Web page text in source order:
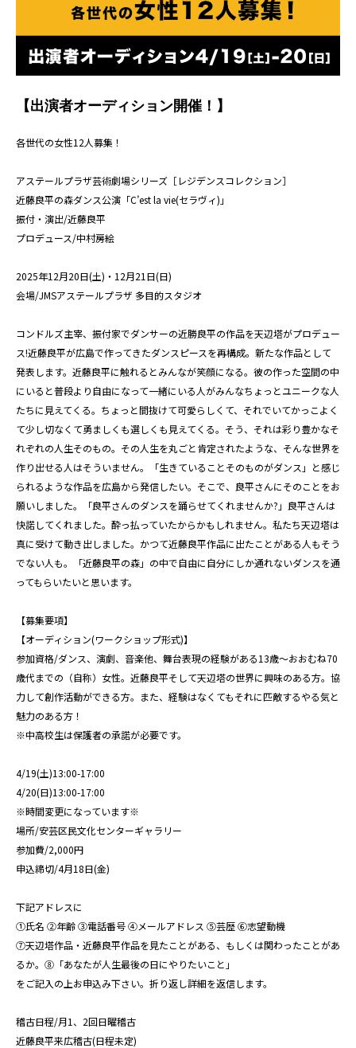
【出演者オーディション開催！】
各世代の女性12人募集！
アステールプラザ芸術劇場シリーズ［レジデンスコレクション］
近藤良平の森ダンス公演「C’est la vie(セラヴィ)」
振付・演出/近藤良平
プロデュース/中村房絵
2025年12月20日(土)・12月21日(日)
会場/JMSアステールプラザ 多目的スタジオ
コンドルズ主宰、振付家でダンサーの近勝良平の作品を天辺塔がプロデュー
ス!近藤良平が広島で作ってきたダンスピースを再構成。新たな作品として
発表します。近藤良平に触れるとみんなが笑顔になる。彼の作った空間の中
にいると普段より自由になって一緒にいる人がみんなちょっとユニークな人
たちに見えてくる。ちょっと間抜けて可愛らしくて、それでいてかっこよく
て少し切なくて勇ましくも選しくも見えてくる。そう、それは彩り豊かなそ
れぞれの人生そのもの。その人生を丸ごと肯定されたような、そんな世界を
作り出せる人はそういません。「生きていることそのものがダンス」と感じ
られるような作品を広島から発信したい。そこで、良平さんにそのことをお
願いしました。「良平さんのダンスを踊らせてくれませんか?」良平さんは
快諾してくれました。酔っ払っていたからかもしれません。私たち天辺塔は
真に受けて動き出しました。かつて近藤良平作品に出たことがある人もそう
でない人も。「近藤良平の森」の中で自由に自分にしか通れないダンスを通
ってもらいたいと思います。
【募集要項】
【オーディション(ワークショップ形式)】
参加資格/ダンス、演劇、音楽他、舞台表現の経験がある13歳〜おおむね70
歳代までの（自称）女性。近藤良平そして天辺塔の世界に興味のある方。協
力して創作活動ができる方。また、経験はなくてもそれに匹敵するやる気と
魅力のある方！
※中高校生は保護者の承諾が必要です。
4/19(土)13:00-17:00
4/20(日)13:00-17:00
※時間変更になっています※
場所/安芸区民文化センターギャラリー
参加費/2,000円
申込締切/4月18日(金)
下記アドレスに
①氏名 ②年齢 ③電話番号 ④メールアドレス ⑤芸歴 ⑥志望動機
⑦天辺塔作品・近藤良平作品を見たことがある、もしくは関わったことがあ
るか。⑧「あなたが人生最後の日にやりたいこと」
をご記入の上お申込み下さい。折り返し詳細を返信します。
稽古日程/月1、2回日曜稽古
近藤良平来広稽古(日程未定)